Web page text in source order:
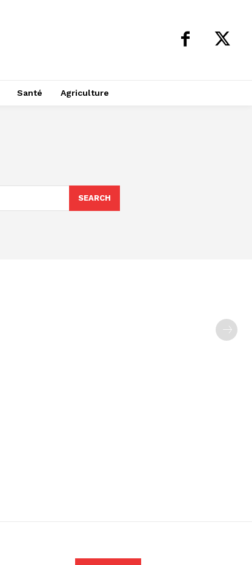
Santé Agriculture
SEARCH